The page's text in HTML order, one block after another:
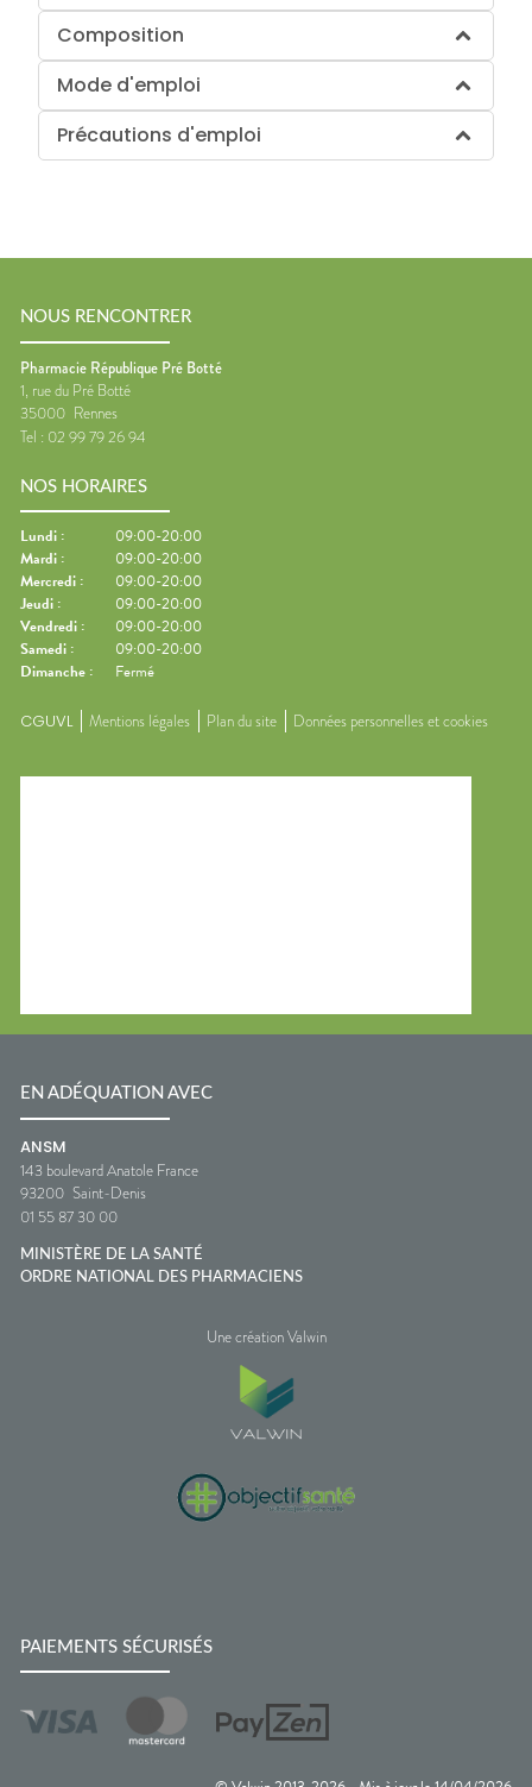
Composition
Mode d'emploi
Précautions d'emploi
NOUS RENCONTRER
Pharmacie République Pré Botté
1, rue du Pré Botté
35000 Rennes
Tel : 02 99 79 26 94
NOS HORAIRES
Lundi :
09:00-20:00
Mardi :
09:00-20:00
Mercredi :
09:00-20:00
Jeudi :
09:00-20:00
Vendredi :
09:00-20:00
Samedi :
09:00-20:00
Dimanche : Fermé
CGUVL Mentions légales Plan du site Données personnelles et cookies
EN ADÉQUATION AVEC
ANSM
143 boulevard Anatole France
93200 Saint-Denis
01 55 87 30 00
MINISTÈRE DE LA SANTÉ
ORDRE NATIONAL DES PHARMACIENS
Une création Valwin
PAIEMENTS SÉCURISÉS